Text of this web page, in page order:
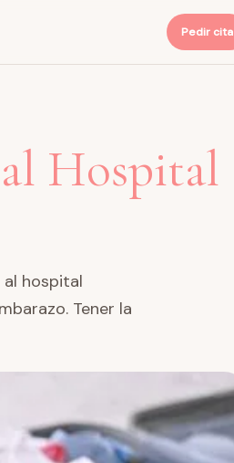
Pedir cita
Hospital
hospital
Tener la